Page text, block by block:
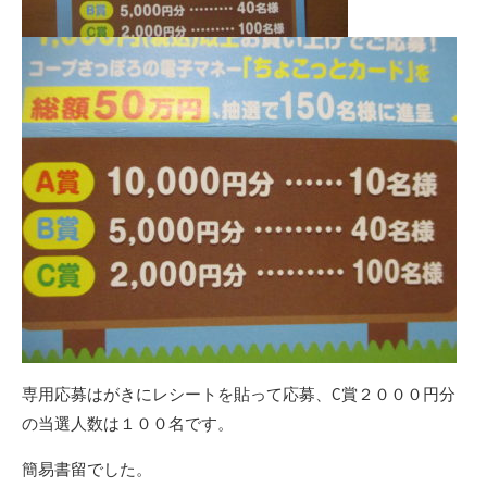
専用応募はがきにレシートを貼って応募、C賞２０００円分
の当選人数は１００名です。
簡易書留でした。